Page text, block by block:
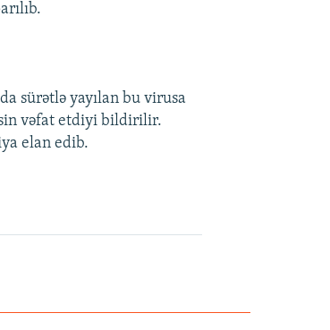
sürətlə yayılan bu virusa
vəfat etdiyi bildirilir.
elan edib.